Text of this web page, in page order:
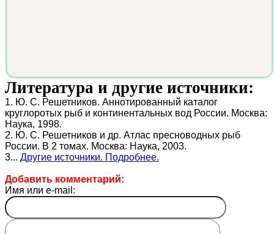
Литература и другие источники:
1. Ю. С. Решетников. Аннотированный каталог
круглоротых рыб и континентальных вод России. Москва:
Наука, 1998.
2. Ю. С. Решетников и др. Атлас пресноводных рыб
России. В 2 томах. Москва: Наука, 2003.
3... Другие источники. Подробнее.
Добавить комментарий:
Имя или e-mail: